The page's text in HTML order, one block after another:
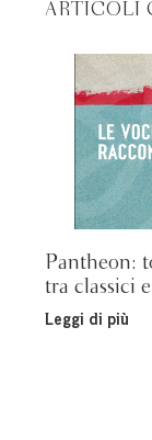
ARTICOLI
Pantheon:
tra classici
Leggi di più